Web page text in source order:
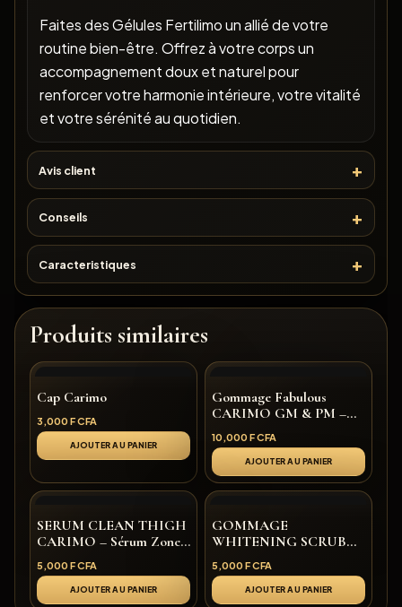
Faites des Gélules Fertilimo un allié de votre
routine bien-être. Offrez à votre corps un
accompagnement doux et naturel pour
renforcer votre harmonie intérieure, votre vitalité
et votre sérénité au quotidien.
Avis client
Conseils
Caracteristiques
Produits similaires
Cap Carimo
3,000 F CFA
AJOUTER AU PANIER
Gommage Fabulous
CARIMO GM & PM –
Visage et Corps
10,000 F CFA
AJOUTER AU PANIER
SERUM CLEAN THIGH
CARIMO – Sérum Zones
Entre-Jambes
5,000 F CFA
AJOUTER AU PANIER
GOMMAGE
WHITENING SCRUB
5,000 F CFA
AJOUTER AU PANIER